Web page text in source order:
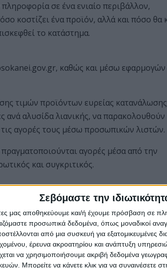
Σεβόμαστε την
μας αποθηκεύουμε και/ή έχουμε πρόσβαση σε
προσωπικά δεδομένα, όπως μοναδικοί
από μια συσκευή για εξατομικευμένες
έρευνα ακροατηρίου και ανάπτυξη
να χρησιμοποιήσουμε ακριβή δεδομένα
Μπορείτε να κάνετε κλικ για να συναινέσετε
σε ένα ενιαίο περιβάλλον,
κοστίζει ένα προϊόν, αλλά και πόσο θα
το κατάστημα.
καθώς και μέσω εφαρμογών
τιμών προϊόντων ευρείας
ανά αλυσίδα λιανικής, να παρακολουθούν
αγορές τους μέσω προσωπικών λιστών.
αγορές μέσα από την
και συγκριτικός.
κωδικούς προϊόντων, επώνυμων αλλά
συνεχώς.
: